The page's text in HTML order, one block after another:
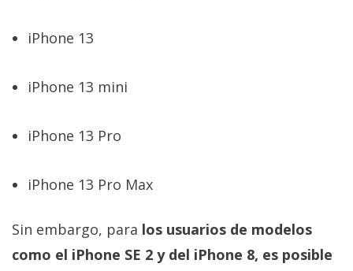
iPhone 13
iPhone 13 mini
iPhone 13 Pro
iPhone 13 Pro Max
Sin embargo, para los usuarios de modelos
como el iPhone SE 2 y del iPhone 8, es posible